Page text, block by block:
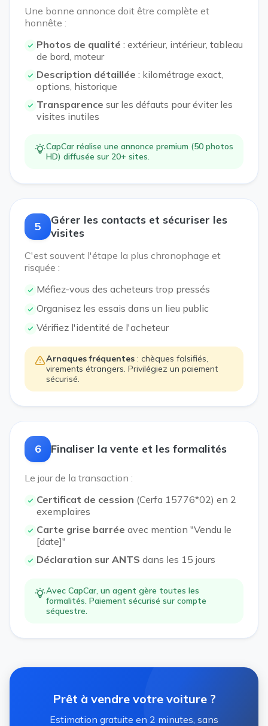
Une bonne annonce doit être complète et
honnête :
Photos de qualité : extérieur, intérieur, tableau
de bord, moteur
Description détaillée : kilométrage exact,
options, historique
Transparence sur les défauts pour éviter les
visites inutiles
CapCar réalise une annonce premium (50 photos
HD) diffusée sur 20+ sites.
5
Gérer les contacts et sécuriser les
visites
C'est souvent l'étape la plus chronophage et
risquée :
Méfiez-vous des acheteurs trop pressés
Organisez les essais dans un lieu public
Vérifiez l'identité de l'acheteur
Arnaques fréquentes : chèques falsifiés,
virements étrangers. Privilégiez un paiement
sécurisé.
6 Finaliser la vente et les formalités
Le jour de la transaction :
Certificat de cession (Cerfa 15776*02) en 2
exemplaires
Carte grise barrée avec mention "Vendu le
[date]"
Déclaration sur ANTS dans les 15 jours
Avec CapCar, un agent gère toutes les
formalités. Paiement sécurisé sur compte
séquestre.
Prêt à vendre votre voiture ?
Estimation gratuite en 2 minutes, sans